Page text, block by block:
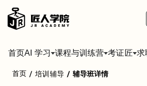
首页AI 学习 课程与训练营 考证匠 求
首页 / 培训辅导 / 辅导班详情